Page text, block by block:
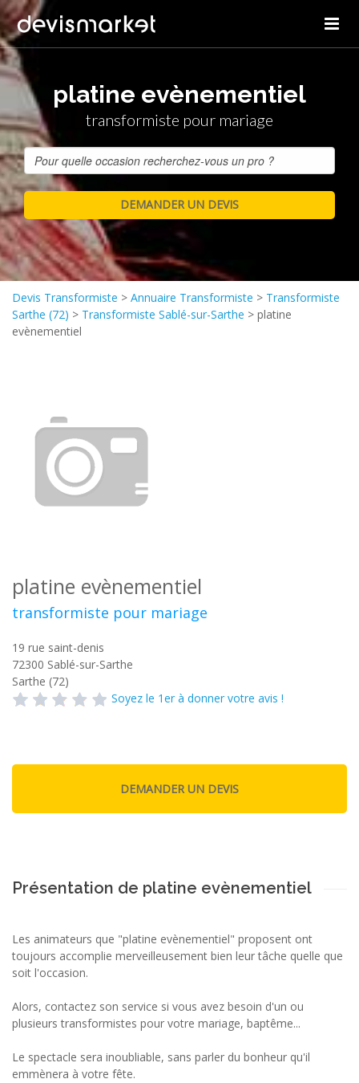
platine evènementiel
transformiste pour mariage
Devis Transformiste > Annuaire Transformiste > Transformiste
Sarthe (72) > Transformiste Sablé-sur-Sarthe > platine
evènementiel
platine evènementiel
transformiste pour mariage
19 rue saint-denis
72300 Sablé-sur-Sarthe
Sarthe (72)
Soyez le 1er à donner votre avis !
Présentation de platine evènementiel
Les animateurs que "platine evènementiel" proposent ont
toujours accomplie merveilleusement bien leur tâche quelle que
soit l'occasion.
Alors, contactez son service si vous avez besoin d'un ou
plusieurs transformistes pour votre mariage, baptême...
Le spectacle sera inoubliable, sans parler du bonheur qu'il
emmènera à votre fête.